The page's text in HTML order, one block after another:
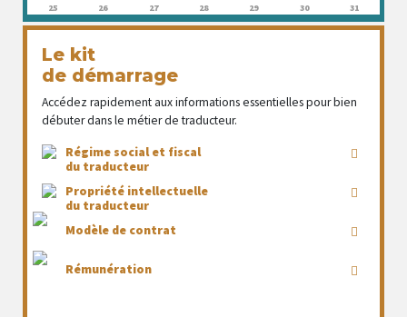
25
26 27 28 29 30 31
Le kit
de démarrage
Accédez rapidement aux informations essentielles pour bien
débuter dans le métier de traducteur.
Régime social et fiscal
du traducteur
Propriété intellectuelle
du traducteur
Modèle de contrat
Rémunération